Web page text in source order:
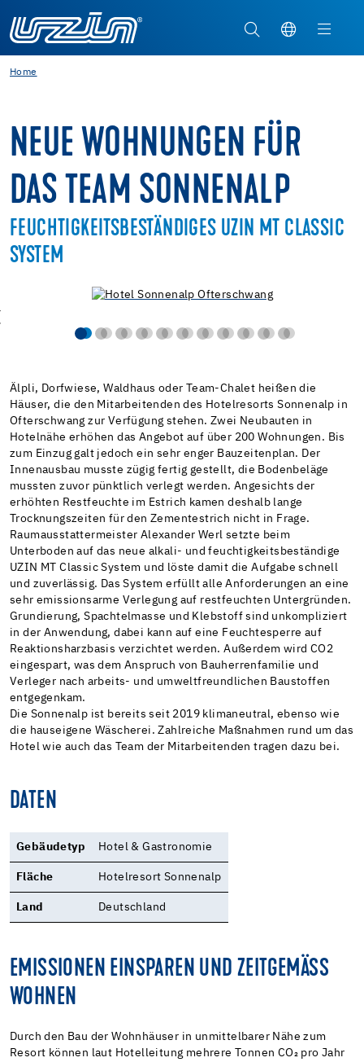
Home
NEUE WOHNUNGEN FÜR
DAS TEAM SONNENALP
FEUCHTIGKEITSBESTÄNDIGES UZIN MT CLASSIC
SYSTEM
Älpli, Dorfwiese, Waldhaus oder Team-Chalet heißen die
Häuser, die den Mitarbeitenden des Hotelresorts Sonnenalp in
Ofterschwang zur Verfügung stehen. Zwei Neubauten in
Hotelnähe erhöhen das Angebot auf über 200 Wohnungen. Bis
zum Einzug galt jedoch ein sehr enger Bauzeitenplan. Der
Innenausbau musste zügig fertig gestellt, die Bodenbeläge
mussten zuvor pünktlich verlegt werden. Angesichts der
erhöhten Restfeuchte im Estrich kamen deshalb lange
Trocknungszeiten für den Zementestrich nicht in Frage.
Raumausstattermeister Alexander Werl setzte beim
Unterboden auf das neue alkali- und feuchtigkeitsbeständige
UZIN MT Classic System und löste damit die Aufgabe schnell
und zuverlässig. Das System erfüllt alle Anforderungen an eine
sehr emissionsarme Verlegung auf restfeuchten Untergründen.
Grundierung, Spachtelmasse und Klebstoff sind unkompliziert
in der Anwendung, dabei kann auf eine Feuchtesperre auf
Reaktionsharzbasis verzichtet werden. Außerdem wird CO2
eingespart, was dem Anspruch von Bauherrenfamilie und
Verleger nach arbeits- und umweltfreundlichen Baustoffen
entgegenkam.
Die Sonnenalp ist bereits seit 2019 klimaneutral, ebenso wie
die hauseigene Wäscherei. Zahlreiche Maßnahmen rund um das
Hotel wie auch das Team der Mitarbeitenden tragen dazu bei.
DATEN
Gebäudetyp Hotel & Gastronomie
Fläche Hotelresort Sonnenalp
Land Deutschland
EMISSIONEN EINSPAREN UND ZEITGEMÄSS W
OHNEN
Durch den Bau der Wohnhäuser in unmittelbarer Nähe zum
Resort können laut Hotelleitung mehrere Tonnen CO₂ pro Jahr